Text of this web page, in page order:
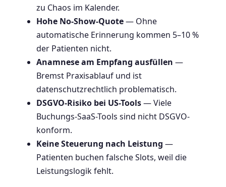
zu Chaos im Kalender.
Hohe No-Show-Quote— Ohne
automatische Erinnerung kommen 5–10 %
der Patienten nicht.
Anamnese am Empfang ausfüllen —
Bremst Praxisablauf und ist
datenschutzrechtlich problematisch.
DSGVO-Risiko bei US-Tools— Viele
Buchungs-SaaS-Tools sind nicht DSGVO-
konform.
Keine Steuerung nach Leistung —
Patienten buchen falsche Slots, weil die
Leistungslogik fehlt.